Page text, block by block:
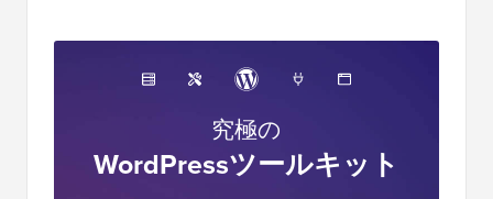
究極の
WordPressツールキット